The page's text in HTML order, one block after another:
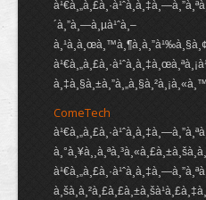
´à¸”à¸—à¸µà¹ˆà¸–
ComeTech